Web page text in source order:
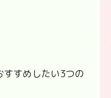
すすめしたい3つの